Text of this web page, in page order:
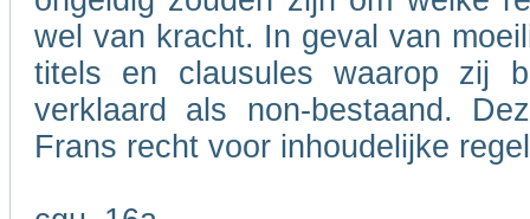
wel van kracht. In geval van
titels en clausules waarop zij
verklaard als non-bestaand.
Frans recht voor inhoudelijke